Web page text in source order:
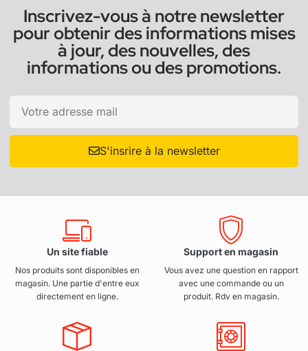
Inscrivez-vous à notre newsletter
pour obtenir des informations mises
à jour, des nouvelles, des
informations ou des promotions.
S'insrire à la newsletter
Un site fiable
Nos produits sont disponibles en
magasin. Une partie d'entre eux
directement en ligne.
Support en magasin
Vous avez une question en rapport
avec une commande ou un
produit. Rdv en magasin.